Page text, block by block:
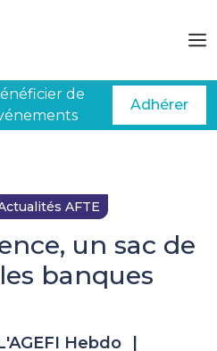
de
Adhérer
AFTE
un sac de
banques
Hebdo